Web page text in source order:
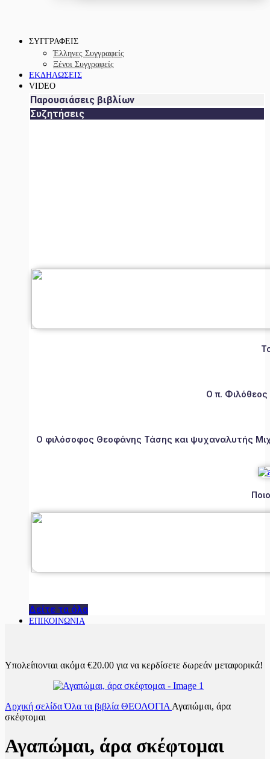
ΣΥΓΓΡΑΦΕΙΣ
Έλληνες Συγγραφείς
Ξένοι Συγγραφείς
ΕΚΔΗΛΩΣΕΙΣ
VIDEO
Παρουσιάσεις βιβλίων
Συζητήσεις
Ο π.
Ο φιλόσοφος Θεοφάνης Τάσης και ψυχαναλυτής
Δείτε τα όλα
ΕΠΙΚΟΙΝΩΝΙΑ
Υπολείπονται ακόμα €20.00 για να κερδίσετε δωρεάν μεταφορικά!
Αρχική σελίδαΌλα τα βιβλία ΘΕΟΛΟΓΙΑ Αγαπώμαι, άρα
σκέφτομαι
Αγαπώμαι, άρα σκέφτομαι